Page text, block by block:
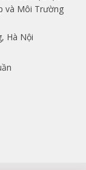
và Môi Trường
Hà Nội